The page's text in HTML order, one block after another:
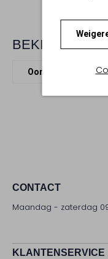
BEKIJK MEER
Oorbellen
CONTACT
Maandag - zaterdag
KLANTENSERVICE